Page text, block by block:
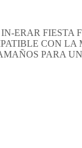
ERAR FIESTA
CON
PARA